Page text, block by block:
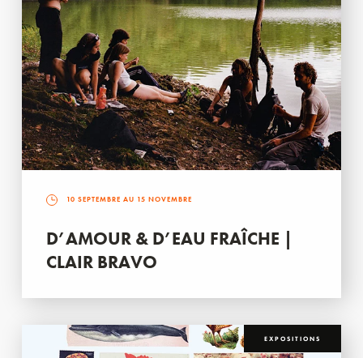
10 SEPTEMBRE AU 15 NOVEMBRE
D’AMOUR & D’EAU FRAÎCHE |
CLAIR BRAVO
EXPOSITIONS